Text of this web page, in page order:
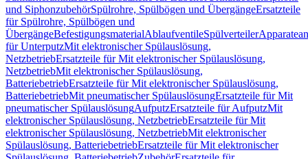
und SiphonzubehörSpülrohre, Spülbögen und ÜbergängeErsatzteile
für Spülrohre, Spülbögen und
ÜbergängeBefestigungsmaterialAblaufventileSpülverteiler
für UnterputzMit elektronischer Spülauslösung,
NetzbetriebErsatzteile für Mit elektronischer Spülauslösung,
NetzbetriebMit elektronischer Spülauslösung,
BatteriebetriebErsatzteile für Mit elektronischer Spülauslösung,
BatteriebetriebMit pneumatischer SpülauslösungErsatzteile für Mit
pneumatischer SpülauslösungAufputzErsatzteile für AufputzMit
elektronischer Spülauslösung, NetzbetriebErsatzteile für Mit
elektronischer Spülauslösung, NetzbetriebMit elektronischer
Spülauslösung, BatteriebetriebErsatzteile für Mit elektronischer